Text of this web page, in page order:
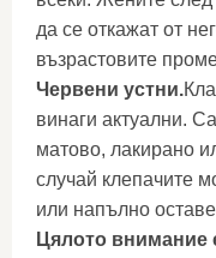
да се откажат от
възрастовите
Червени устни.
винаги актуални.
матово, лакирано
случай клепачите
или напълно
Цялото внимание